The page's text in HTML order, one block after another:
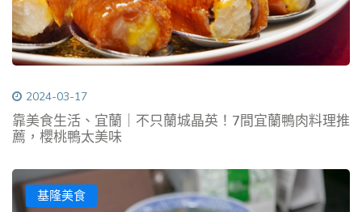
2024-03-17
靠美食生活、宜蘭｜不只蘭城晶英！7間宜蘭鴨肉料理推
薦，櫻桃鴨太美味
基隆美食